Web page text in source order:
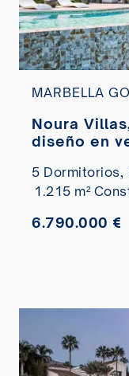
MARBELLA
Noura
diseño en
5 Dormitorios,
1.215 m²
6.790.000 €